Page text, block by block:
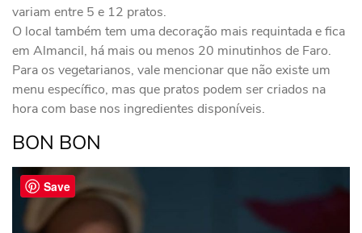
variam entre 5 e 12 pratos.
O local também tem uma decoração mais requintada e fica
em Almancil, há mais ou menos 20 minutinhos de Faro.
Para os vegetarianos, vale mencionar que não existe um
menu específico, mas que pratos podem ser criados na
hora com base nos ingredientes disponíveis.
BON BON
Save